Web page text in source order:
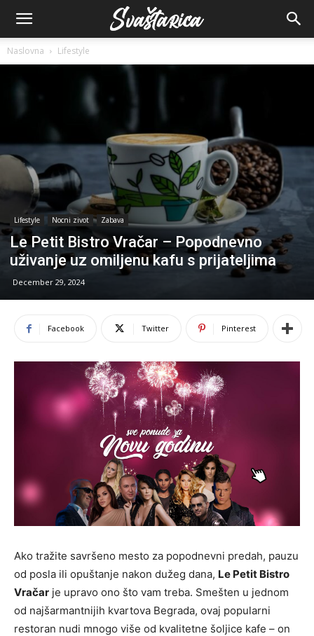
Naslovna Lifestyle
Lifestyle Nocni zivot Zabava
Le Petit Bistro Vračar – Popodnevno
uživanje uz omiljenu kafu s prijateljima
December 29, 2024
Facebook Twitter Pinterest
Ako tražite savršeno mesto za popodnevni predah, pauzu
od posla ili opuštanje nakon dužeg dana, Le Petit Bistro
Vračar je upravo ono što vam treba. Smešten u jednom
od najšarmantnijih kvartova Begrada, ovaj popularni
restoran nudi mnogo više od kvalitetne šoljice kafe – on